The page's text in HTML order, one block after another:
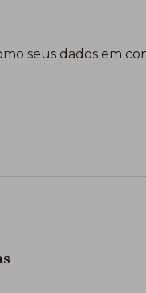
seus dados em